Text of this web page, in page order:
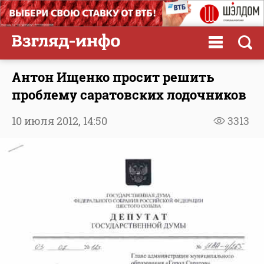
Антон Ищенко просит решить
проблему саратовских лодочников
3313
10 июля 2012, 14:50